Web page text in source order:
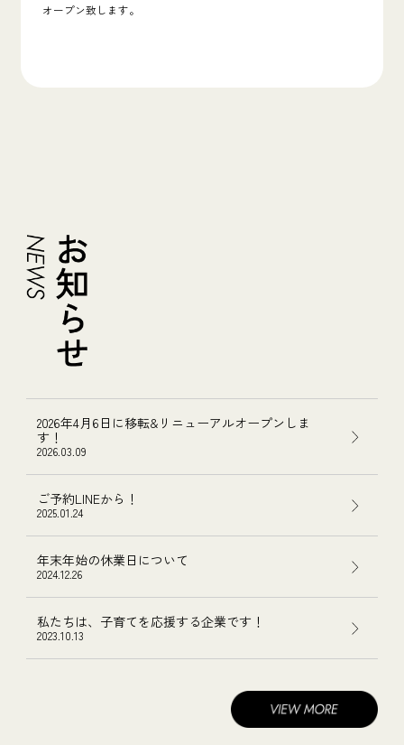
オープン致します。
2026年4月6日に移転&リニューアルオープンしま
す！
2026.03.09
ご予約LINEから！
2025.01.24
年末年始の休業日について
2024.12.26
私たちは、子育てを応援する企業です！
2023.10.13